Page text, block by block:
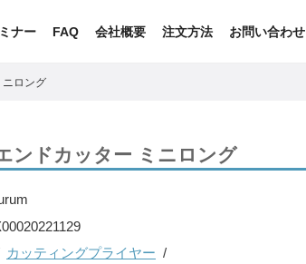
ナー FAQ 会社概要 注文方法 お問い合わせ
ニロング
ンドカッター ミニロング
カッティングプライヤー